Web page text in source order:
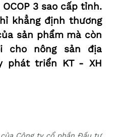
3 sao cấp tỉnh.
khẳng định thương
sản phẩm mà còn
cho nông sản địa
phát triển KT - XH